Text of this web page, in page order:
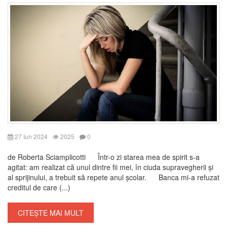
27 Iun 2024 2025 0
de Roberta Sciamplicotti Într-o zi starea mea de spirit s-a
agitat: am realizat că unul dintre fii mei, în ciuda supravegherii și
al sprijinului, a trebuit să repete anul școlar. Banca mi-a refuzat
creditul de care (...)
CITEȘTE MAI MULT